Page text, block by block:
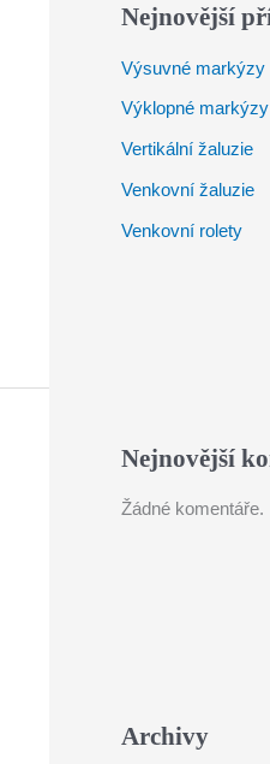
Nejnovější
Výsuvné markýzy
Výklopné markýzy
Vertikální žaluzie
Venkovní žaluzie
Venkovní rolety
Nejnovější
Žádné komentáře.
Archivy